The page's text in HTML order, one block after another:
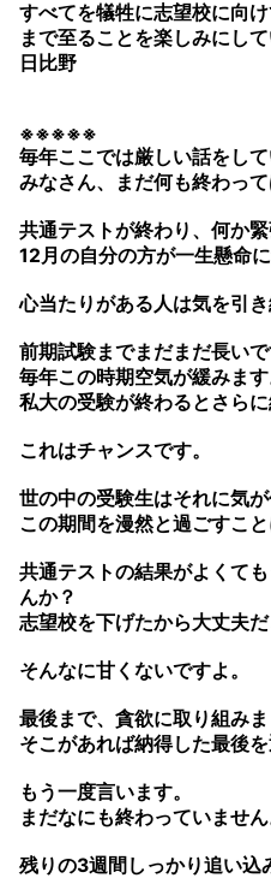
すべてを犠牲に志望校に向
まで至ることを楽しみにして
日比野
※※※※※
毎年ここでは厳しい話をして
みなさん、まだ何も終わって
共通テストが終わり、何か
12月の自分の方が一生懸命
心当たりがある人は気を引き
前期試験までまだまだ長いで
毎年この時期空気が緩みます
私大の受験が終わるとさらに
これはチャンスです。
世の中の受験生はそれに気
この期間を漫然と過ごすこ
共通テストの結果がよくて
んか？
志望校を下げたから大丈夫
そんなに甘くないですよ。
最後まで、貪欲に取り組みま
そこがあれば納得した最後
もう一度言います。
まだなにも終わっていません
残りの3週間しっかり追い込